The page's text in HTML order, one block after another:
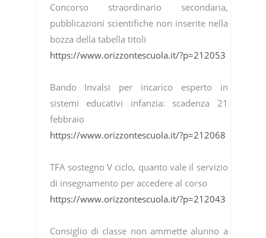
Concorso straordinario secondaria,
pubblicazioni scientifiche non inserite nella
bozza della tabella titoli
https://www.orizzontescuola.it/?p=212053
Bando Invalsi per incarico esperto in
sistemi educativi infanzia: scadenza 21
febbraio
https://www.orizzontescuola.it/?p=212068
TFA sostegno V ciclo, quanto vale il servizio
di insegnamento per accedere al corso
https://www.orizzontescuola.it/?p=212043
Consiglio di classe non ammette alunno a